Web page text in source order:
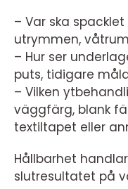
– Var ska
utrymmen,
– Hur ser
puts, tidigare
– Vilken
väggfärg, blank
textiltapet eller
Hållbarhet
slutresultatet på